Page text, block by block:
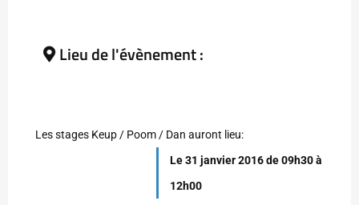
Lieu de l'évènement :
Les stages Keup / Poom / Dan auront lieu:
Le 31 janvier 2016 de 09h30 à
12h00